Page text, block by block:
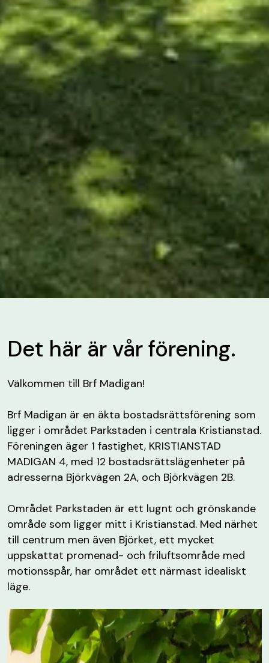
Det här är vår förening.
Välkommen till Brf Madigan!
Brf Madigan är en äkta bostadsrättsförening som
ligger i området Parkstaden i centrala Kristianstad.
Föreningen äger 1 fastighet, KRISTIANSTAD
MADIGAN 4, med 12 bostadsrättslägenheter på
adresserna Björkvägen 2A, och Björkvägen 2B.
Området Parkstaden är ett lugnt och grönskande
område som ligger mitt i Kristianstad. Med närhet
till centrum men även Björket, ett mycket
uppskattat promenad- och friluftsområde med
motionsspår, har området ett närmast idealiskt
läge.